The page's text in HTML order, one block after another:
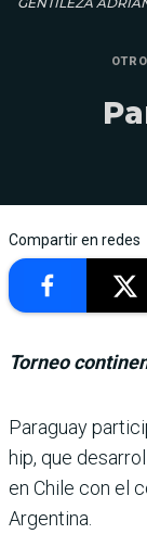
Compartir en redes
Torneo
Paraguay
hip, que
en Chile con el
Argentina.